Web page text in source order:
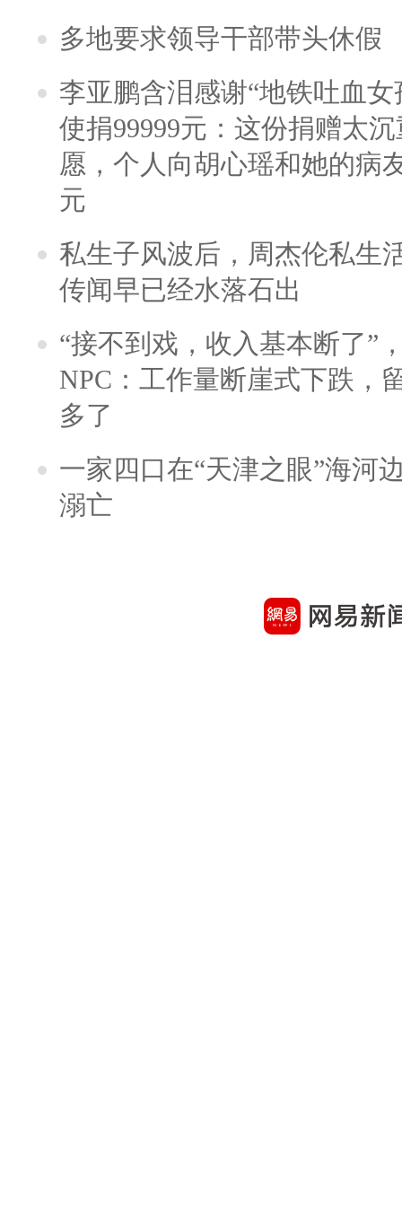
多地要求领导干部带头休假
李亚鹏含泪感谢“地铁吐血
使捐99999元：这份捐赠太
愿，个人向胡心瑶和她的病
元
私生子风波后，周杰伦私生
传闻早已经水落石出
“接不到戏，收入基本断了”
NPC：工作量断崖式下跌，
多了
一家四口在“天津之眼”海河
溺亡